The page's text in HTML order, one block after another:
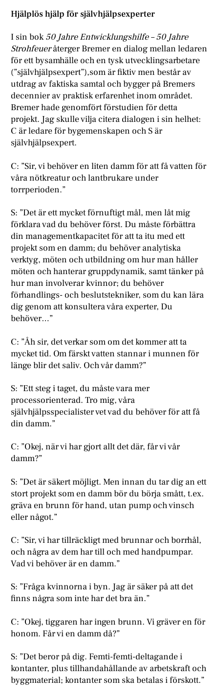
Hjälplös hjälp för självhjälpsexperter
I sin bok50 Jahre Entwicklungshilfe – 50 Jahre
Strohfeueråterger Bremer en dialog mellan ledaren
för ett bysamhälle och en tysk utvecklingsarbetare
(”självhjälpsexpert”),som är fiktiv men består av
utdrag av faktiska samtal och bygger på Bremers
decennier av praktisk erfarenhet inom området.
Bremer hade genomfört förstudien för detta
projekt. Jag skulle vilja citera dialogen i sin helhet:
C är ledare för bygemenskapen och S är
självhjälpsexpert.
C: ”Sir, vi behöver en liten damm för att få vatten för
våra nötkreatur och lantbrukare under
torrperioden.”
S: ”Det är ett mycket förnuftigt mål, men låt mig
förklara vad du behöver först. Du måste förbättra
din managementkapacitet för att ta itu med ett
projekt som en damm; du behöver analytiska
verktyg, möten och utbildning om hur man håller
möten och hanterar gruppdynamik, samt tänker på
hur man involverar kvinnor; du behöver
förhandlings- och beslutstekniker, som du kan lära
dig genom att konsultera våra experter, Du
behöver…”
C: ”Åh sir, det verkar som om det kommer att ta
mycket tid. Om färskt vatten stannar i munnen för
länge blir det saliv. Och vår damm?”
S: ”Ett steg i taget, du måste vara mer
processorienterad. Tro mig, våra
självhjälpsspecialister vet vad du behöver för att få
din damm.”
C: ”Okej, när vi har gjort allt det där, får vi vår
damm?”
S: ”Det är säkert möjligt. Men innan du tar dig an ett
stort projekt som en damm bör du börja smått, t.ex.
gräva en brunn för hand, utan pump och vinsch
eller något.”
C: ”Sir, vi har tillräckligt med brunnar och borrhål,
och några av dem har till och med handpumpar.
Vad vi behöver är en damm.”
S: ”Fråga kvinnorna i byn. Jag är säker på att det
finns några som inte har det bra än.”
C: ”Okej, tiggaren har ingen brunn. Vi gräver en för
honom. Får vi en damm då?”
S: ”Det beror på dig. Femti-femti-deltagande i
kontanter, plus tillhandahållande av arbetskraft och
byggmaterial; kontanter som ska betalas i förskott.”